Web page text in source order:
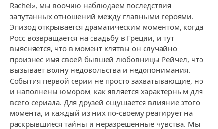
Rachel», мы воочию наблюдаем последствия
запутанных отношений между главными героями.
Эпизод открывается драматическим моментом, когда
Росс возвращается на свадьбу в Греции, и тут
выясняется, что в момент клятвы он случайно
произнес имя своей бывшей любовницы Рейчел, что
вызывает волну недовольства и недопонимания.
События первой серии не просто захватывающие, но
и наполнены юмором, как является характерным для
всего сериала. Для друзей ощущается влияние этого
момента, и каждый из них по-своему реагирует на
раскрывшиеся тайны и неразрешенные чувства. Мы